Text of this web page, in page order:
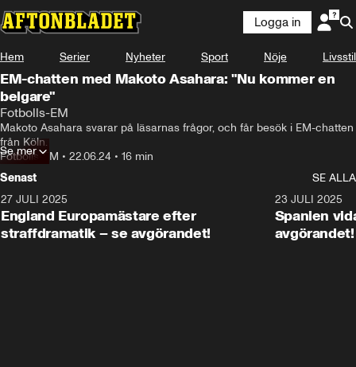
Logga in
Hem Serier Nyheter Sport Nöje Livsstil
EM-chatten med Makoto Asahara: "Nu kommer en
belgare"
Fotbolls-EM
Makoto Asahara svarar på läsarnas frågor, och får besök i EM-chatten
från Köln.
Fotbolls-EM • 22.06.24 • 16 min
Se mer
Senast
SE ALLA
27 JULI 2025
England Europamästare efter
straffdramatik – se avgörandet!
23 JULI 2025
Spanien
avgörandet!